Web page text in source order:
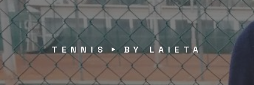
TENNIS BY LAIETA